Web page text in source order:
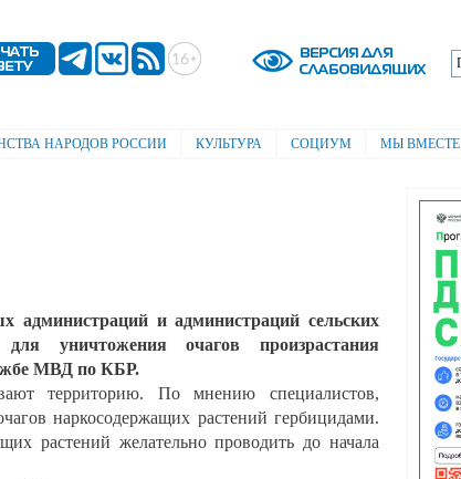
содержанию
НАРОДОВ РОССИИ КУЛЬТУРА СОЦИУМ МЫ ВМЕСТЕ
и администраций сельских
уничтожения очагов произрастания
МВД по КБР.
территорию. По мнению специалистов,
наркосодержащих растений гербицидами.
растений желательно проводить до начала